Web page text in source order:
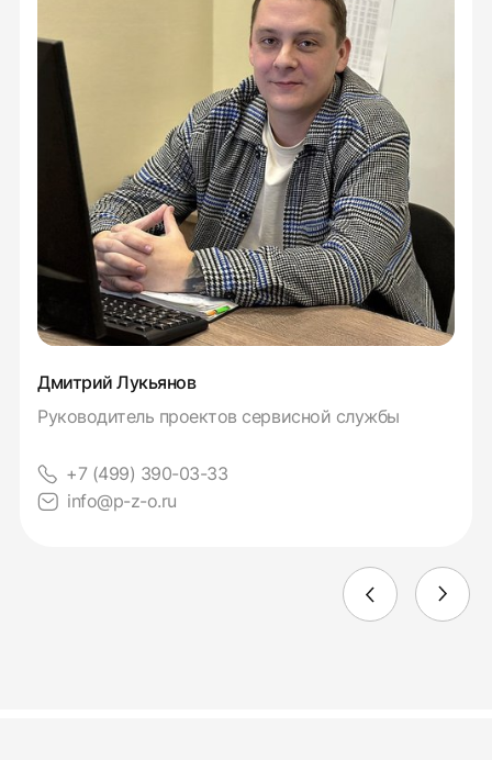
Дмитрий Лукьянов
Руководитель проектов сервисной службы
+7 (499) 390-03-33
info@p-z-o.ru